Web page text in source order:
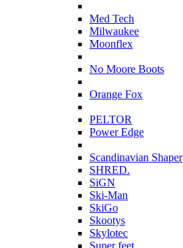
Med Tech
Milwaukee
Moonflex
No Moore Boots
Orange Fox
PELTOR
Power Edge
Scandinavian Shaper
SHRED.
SiGN
Ski-Man
SkiGo
Skootys
Skylotec
Super feet